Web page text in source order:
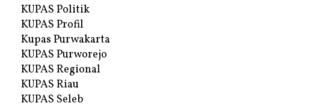
KUPAS Politik
KUPAS Profil
Kupas Purwakarta
KUPAS Purworejo
KUPAS Regional
KUPAS Riau
KUPAS Seleb